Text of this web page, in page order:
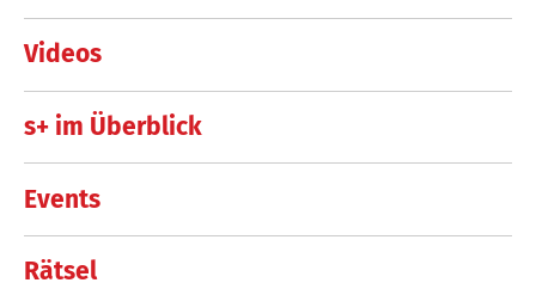
Videos
s+ im Überblick
Events
Rätsel